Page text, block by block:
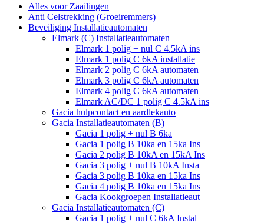
Alles voor Zaailingen
Anti Celstrekking (Groeiremmers)
Beveiliging Installatieautomaten
Elmark (C) Installatieautomaten
Elmark 1 polig + nul C 4.5kA ins
Elmark 1 polig C 6kA installatie
Elmark 2 polig C 6kA automaten
Elmark 3 polig C 6kA automaten
Elmark 4 polig C 6kA automaten
Elmark AC/DC 1 polig C 4.5kA ins
Gacia hulpcontact en aardlekauto
Gacia Installatieautomaten (B)
Gacia 1 polig + nul B 6ka
Gacia 1 polig B 10ka en 15ka Ins
Gacia 2 polig B 10kA en 15kA Ins
Gacia 3 polig + nul B 10kA Insta
Gacia 3 polig B 10ka en 15ka Ins
Gacia 4 polig B 10ka en 15ka Ins
Gacia Kookgroepen Installatieaut
Gacia Installatieautomaten (C)
Gacia 1 polig + nul C 6kA Instal